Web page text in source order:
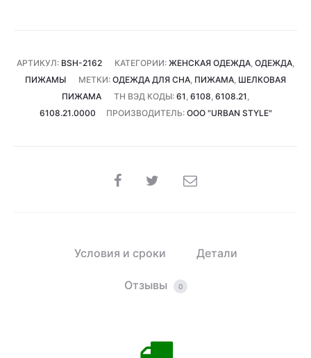
АРТИКУЛ: BSH-2162 КАТЕГОРИИ: ЖЕНСКАЯ ОДЕЖДА, ОДЕЖДА,
ПИЖАМЫ
МЕТКИ: ОДЕЖДА ДЛЯ СНА, ПИЖАМА, ШЕЛКОВАЯ
ПИЖАМА
ТН ВЭД КОДЫ: 61, 6108, 6108.21,
6108.21.0000
ПРОИЗВОДИТЕЛЬ: ООО "URBAN STYLE"
SHARE
Условия и сроки Детали
Отзывы 0